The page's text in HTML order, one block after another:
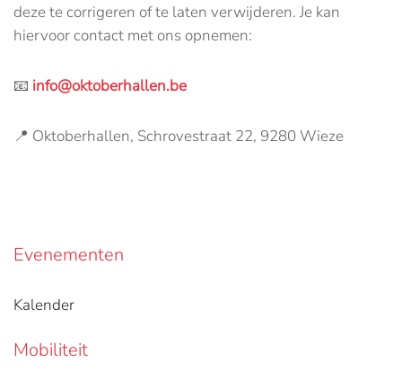
deze te corrigeren of te laten verwijderen. Je kan
hiervoor contact met ons opnemen:
📧 info@oktoberhallen.be
📍 Oktoberhallen, Schrovestraat 22, 9280 Wieze
Evenementen
Kalender
Mobiliteit